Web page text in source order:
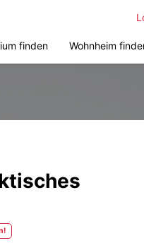
finden Wohnheim